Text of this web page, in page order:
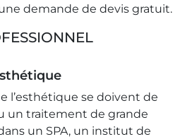
demande de devis gratuit.
l’esthétique se doivent de
un traitement de grande
un SPA, un institut de